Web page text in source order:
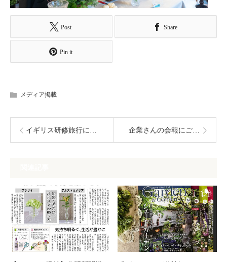
Post Share
Pin it
メディア掲載
イギリス研修旅行に伴う休校のお知らせ 企業さんの会報にご掲載いただきました